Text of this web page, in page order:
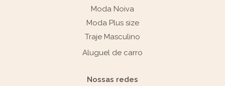
Moda Noiva
Moda Plus size
Traje Masculino
Aluguel de carro
Nossas redes